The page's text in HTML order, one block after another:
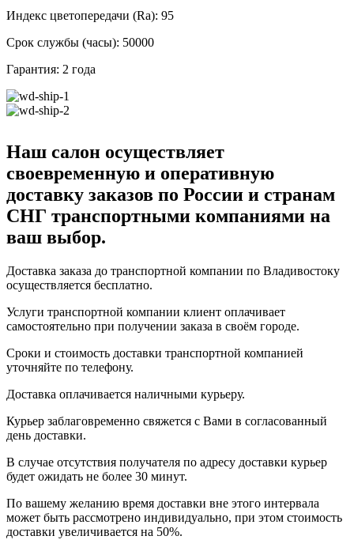
Индекс цветопередачи (Ra): 95
Срок службы (часы): 50000
Гарантия: 2 года
Наш салон осуществляет
своевременную и оперативную
доставку заказов по России и странам
СНГ транспортными компаниями на
ваш выбор.
Доставка заказа до транспортной компании по Владивостоку
осуществляется бесплатно.
Услуги транспортной компании клиент оплачивает
самостоятельно при получении заказа в своём городе.
Сроки и стоимость доставки транспортной компанией
уточняйте по телефону.
Доставка оплачивается наличными курьеру.
Курьер заблаговременно свяжется с Вами в согласованный
день доставки.
В случае отсутствия получателя по адресу доставки курьер
будет ожидать не более 30 минут.
По вашему желанию время доставки вне этого интервала
может быть рассмотрено индивидуально, при этом стоимость
доставки увеличивается на 50%.